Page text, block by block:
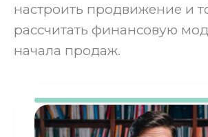
настроить продвижение и
рассчитать финансовую
начала продаж.